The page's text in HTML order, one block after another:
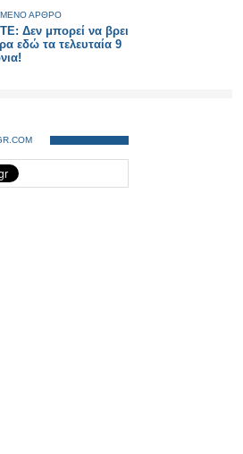
ΑΡΘΡΟ
Δεν μπορεί να βρει
εδώ τα τελευταία 9